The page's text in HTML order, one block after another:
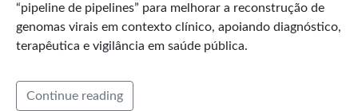
“pipeline de pipelines” para melhorar a reconstrução de
genomas virais em contexto clínico, apoiando diagnóstico,
terapêutica e vigilância em saúde pública.
Continue reading